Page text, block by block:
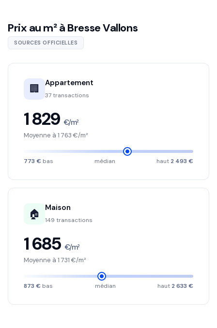
Prix au m² à Bresse Vallons
SOURCES OFFICIELLES
🏢 Appartement
37 transactions
1 829 €/m²
Moyenne à 1 763 €/m²
773 € bas médian haut 2 493 €
🏠 Maison
149 transactions
1 685 €/m²
Moyenne à 1 731 €/m²
873 € bas médian haut 2 633 €